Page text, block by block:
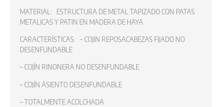
MATERIAL: ESTRUCTURA DE METAL TAPIZADO CON PATAS
METALICAS Y PATIN EN MADERA DE HAYA
CARACTERÍSTICAS: – COJIN REPOSACABEZAS FIJADO NO
DESENFUNDABLE
– COJÍN RINONERA NO DESENFUNDABLE
– COJÍN ASIENTO DESENFUNDABLE
– TOTALMENTE ACOLCHADA